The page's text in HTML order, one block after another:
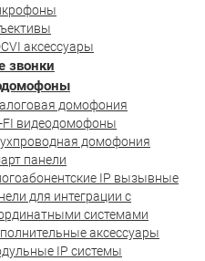
аксессуары
звонки
домофония
FI видеодомофоны
домофония
панели
IP вызывные
для интеграции с
системами
аксессуары
IP системы